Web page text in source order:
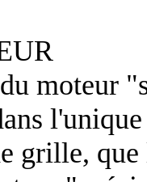
moteur
grille,